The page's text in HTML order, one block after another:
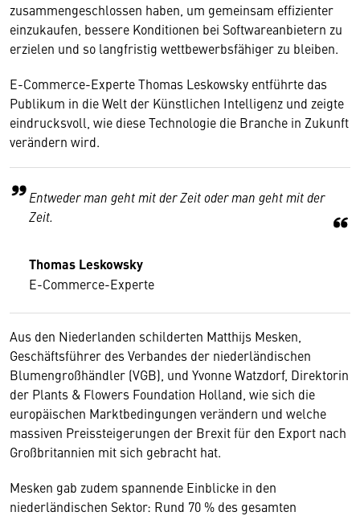
zusammengeschlossen haben, um gemeinsam effizienter
einzukaufen, bessere Konditionen bei Softwareanbietern zu
erzielen und so langfristig wettbewerbsfähiger zu bleiben.
E-Commerce-Experte Thomas Leskowsky entführte das
Publikum in die Welt der Künstlichen Intelligenz und zeigte
eindrucksvoll, wie diese Technologie die Branche in Zukunft
verändern wird.
Entweder man geht mit der Zeit oder man geht mit der
Zeit.
Thomas Leskowsky
E-Commerce-Experte
Aus den Niederlanden schilderten Matthijs Mesken,
Geschäftsführer des Verbandes der niederländischen
Blumengroßhändler (VGB), und Yvonne Watzdorf, Direktorin
der Plants & Flowers Foundation Holland, wie sich die
europäischen Marktbedingungen verändern und welche
massiven Preissteigerungen der Brexit für den Export nach
Großbritannien mit sich gebracht hat.
Mesken gab zudem spannende Einblicke in den
niederländischen Sektor: Rund 70 % des gesamten